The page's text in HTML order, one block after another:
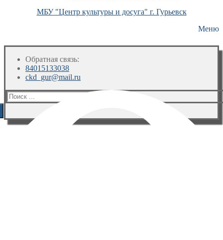
МБУ "Центр культуры и досуга" г. Гурьевск
Меню
Обратная связь:
84015133038
ckd_gur@mail.ru
Искать: